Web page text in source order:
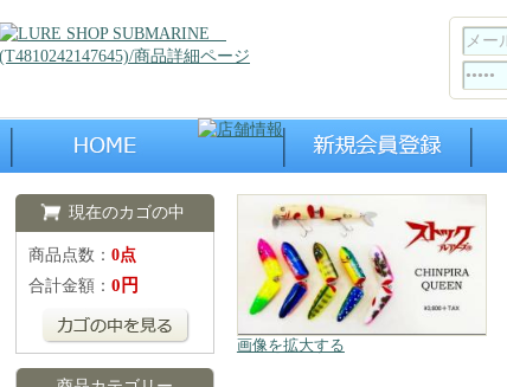
現在のカゴの中
商品点数： 0点
合計金額： 0円
画像を拡大する